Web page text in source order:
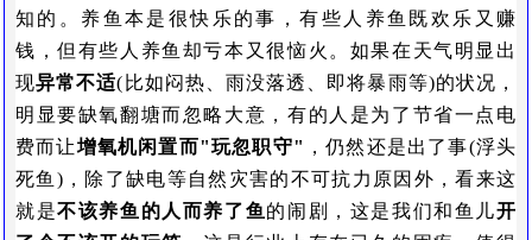
知的。养鱼本是很快乐的事，有些人养鱼既欢乐又赚
钱，但有些人养鱼却亏本又很恼火。如果在天气明显出
现异常不适(比如闷热、雨没落透、即将暴雨等)的状况，
明显要缺氧翻塘而忽略大意，有的人是为了节省一点电
费而让增氧机闲置而"玩忽职守" ，仍然还是出了事(浮头
死鱼)，除了缺电等自然灾害的不可抗力原因外，看来这
就是不该养鱼的人而养了鱼 的闹剧，这是我们和鱼儿开